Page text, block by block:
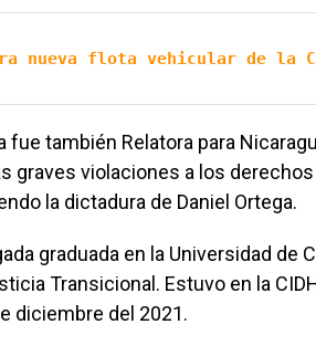
nueva flota vehicular de la
fue también Relatora para
graves violaciones a los
la dictadura de Daniel Ortega.
graduada en la Universidad de
Transicional. Estuvo en la
diciembre del 2021.